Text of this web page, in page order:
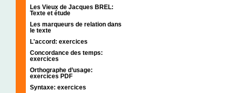
Les Vieux de Jacques BREL:
Texte et étude
Les marqueurs de relation dans
le texte
L'accord: exercices
Concordance des temps:
exercices
Orthographe d’usage:
exercices PDF
Syntaxe: exercices